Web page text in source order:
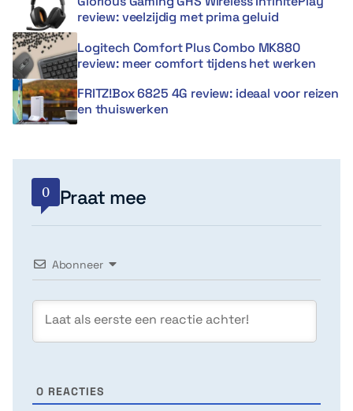
review: veelzijdig met prima geluid
Logitech Comfort Plus Combo MK880
review: meer comfort tijdens het werken
FRITZ!Box 6825 4G review: ideaal voor reizen
en thuiswerken
0 Praat mee
Abonneer
0 REACTIES